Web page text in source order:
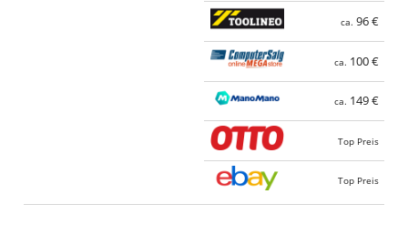
ca. 96 €
ca. 100 €
ca. 149 €
Top Preis
Top Preis